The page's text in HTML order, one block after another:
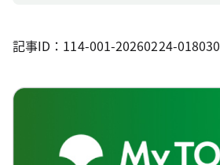
記事ID：114-001-20260224-018030